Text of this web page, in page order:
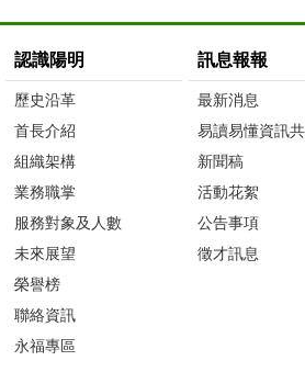
認識陽明
歷史沿革
首長介紹
組織架構
業務職掌
服務對象及人數
未來展望
榮譽榜
聯絡資訊
永福專區
訊息報報
最新消息
易讀易懂資訊
新聞稿
活動花絮
公告事項
徵才訊息